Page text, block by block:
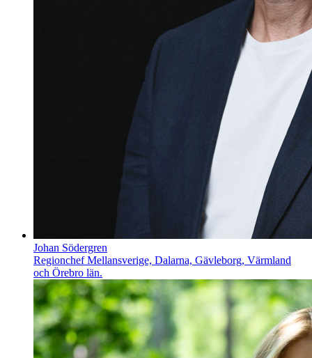
Johan Södergren
Regionchef Mellansverige, Dalarna, Gävleborg, Värmland
och Örebro län.